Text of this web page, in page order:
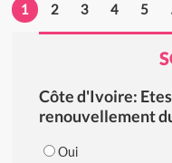
1 2 3 4 5
Côte d'Ivoire:
renouvellement
Oui